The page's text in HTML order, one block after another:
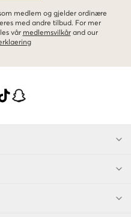
medlem og gjelder ordinære
med andre tilbud. For mer
vår medlemsvilkår and our